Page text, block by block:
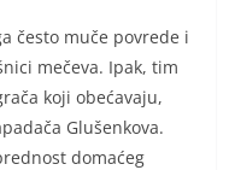
često muče povrede i
mečeva. Ipak, tim
koji obećavaju,
Glušenkova.
domaćeg